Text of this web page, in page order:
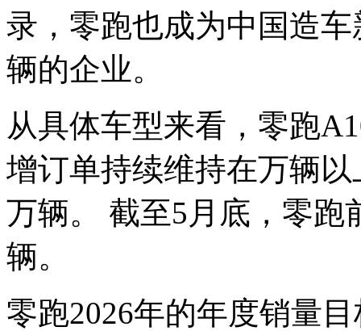
录，零跑也成为中国造
辆的企业。
从具体车型来看，零跑
增订单持续维持在万辆
万辆。 截至5月底，零跑
辆。
零跑2026年的年度销量